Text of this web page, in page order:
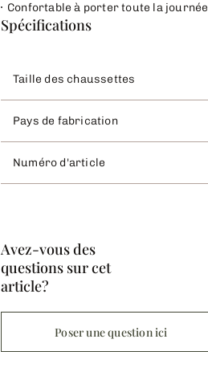
Confortable à porter toute la journée
Spécifications
Taille des chaussettes
Pays de fabrication
Numéro d'article
Avez-vous des
questions sur cet
article?
Poser une question ici